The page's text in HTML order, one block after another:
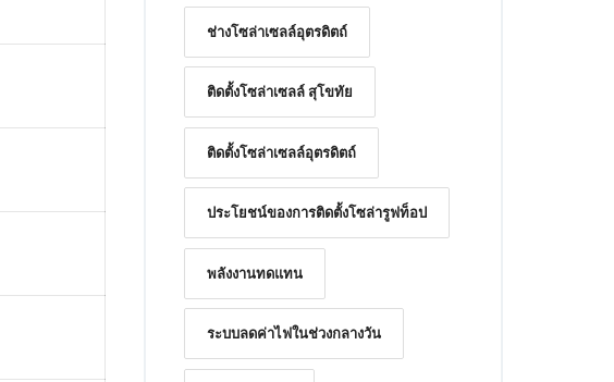
ช่างโซล่าเซลล์อุตรดิตถ์
ติดตั้งโซล่าเซลล์ สุโขทัย
ติดตั้งโซล่าเซลล์อุตรดิตถ์
ประโยชน์ของการติดตั้งโซล่ารูฟท็อป
พลังงานทดแทน
ระบบลดค่าไฟในช่วงกลางวัน